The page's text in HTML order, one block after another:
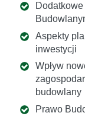
Aspekty
inwestycji
Wpływ
budowlany
Prawo